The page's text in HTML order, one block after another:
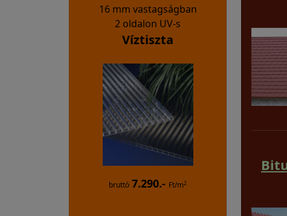
16 mm vastagságban
2 oldalon UV-s
Víztiszta
bruttó 7.290.- Ft/m2